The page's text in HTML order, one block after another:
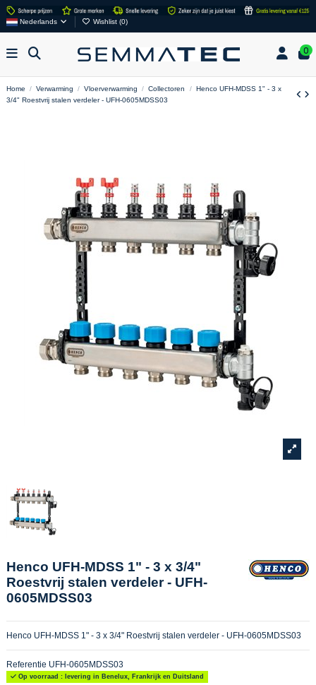
Nederlands Wishlist (0)
0
Home Verwarming Vloerverwarming Collectoren
Henco UFH-MDSS 1" - 3 x
3/4" Roestvrij stalen verdeler - UFH-0605MDSS03
Henco UFH-MDSS 1" - 3 x 3/4"
Roestvrij stalen verdeler - UFH-
0605MDSS03
Henco UFH-MDSS 1" - 3 x 3/4" Roestvrij stalen verdeler - UFH-0605MDSS03
Referentie UFH-0605MDSS03
Op voorraad : levering in Benelux, Frankrijk en Duitsland